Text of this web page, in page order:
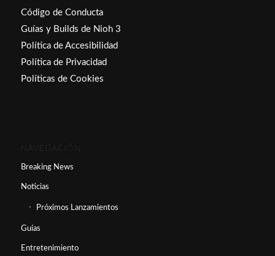
Código de Conducta
Guías y Builds de Nioh 3
Política de Accesibilidad
Política de Privacidad
Políticas de Cookies
NAVEGACIÓN
Breaking News
Noticias
Próximos Lanzamientos
Guías
Entretenimiento